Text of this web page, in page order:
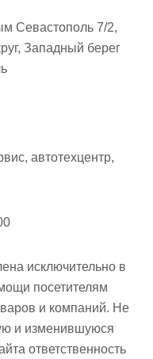
Севастополь 7/2,
Западный берег
автотехцентр,
исключительно в
посетителям
и компаний. Не
и изменившуюся
ответственность